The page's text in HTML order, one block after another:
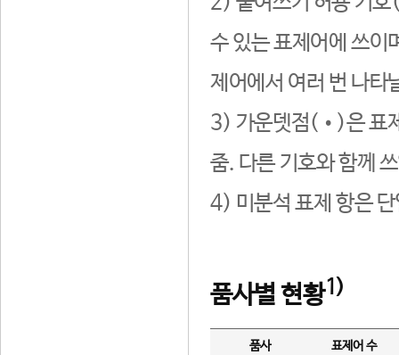
수 있는 표제어에 쓰이
제어에서 여러 번 나타
3) 가운뎃점(•)은 표
줌. 다른 기호와 함께
4) 미분석 표제 항은
품사별 현황1)
품사 표제어 수